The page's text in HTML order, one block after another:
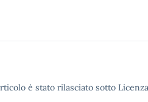
è stato rilasciato sotto